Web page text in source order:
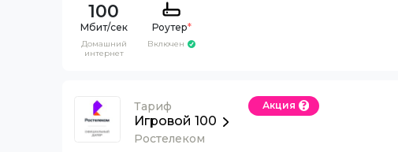
100
Домашний
интернет
Роутер*
Включен
Тариф
Игровой 100
Ростелеком
Акция